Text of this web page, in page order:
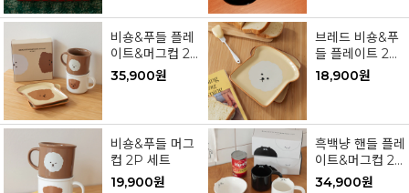
비숑&푸들 플레
이트&머그컵 2P
세트
35,900원
브레드 비숑&푸
들 플레이트 2P
세트
18,900원
비숑&푸들 머그
컵 2P 세트
19,900원
흑백냥 핸들 플레
이트&머그컵 2P
세트
34,900원